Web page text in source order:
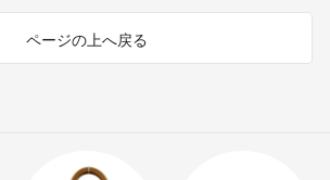
ページの上へ戻る